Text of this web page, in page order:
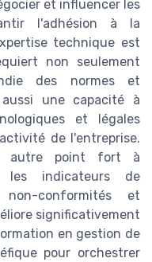
et influencer les
l'adhésion à la
technique est
non seulement
des normes et
une capacité à
et légales
de l'entreprise.
autre point fort à
les indicateurs de
conformités et
significativement
en gestion de
pour orchestrer